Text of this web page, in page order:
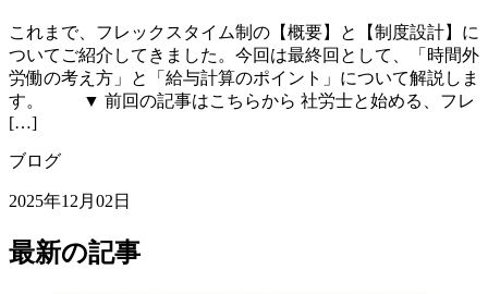
これまで、フレックスタイム制の【概要】と【制度設計】に
ついてご紹介してきました。今回は最終回として、「時間外
労働の考え方」と「給与計算のポイント」について解説しま
す。 ▼ 前回の記事はこちらから 社労士と始める、フレ
[…]
ブログ
2025年12月02日
最新の記事